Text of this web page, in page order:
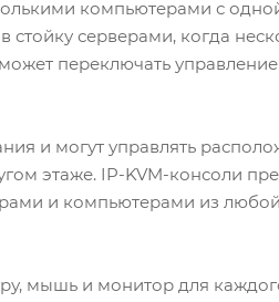
компьютерами с
серверами, когда
переключать
и могут управлять
этаже. IP-KVM-консоли
и компьютерами из
мышь и монитор для